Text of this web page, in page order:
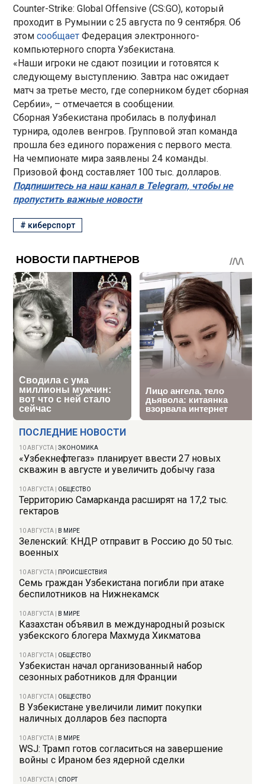
ПОСЛЕДНИЕ НОВОСТИ
10 АВГУСТА |ЭКОНОМИКА
«Узбекнефтегаз» планирует ввести 27 новых
скважин в августе и увеличить добычу газа
10 АВГУСТА ОБЩЕСТВО
Территорию Самарканда расширят на 17,2 тыс.
гектаров
10 АВГУСТА В МИРЕ
Зеленский: КНДР отправит в Россию до 50 тыс.
военных
10 АВГУСТА ПРОИСШЕСТВИЯ
Семь граждан Узбекистана погибли при атаке
беспилотников на Нижнекамск
10 АВГУСТА В МИРЕ
Казахстан объявил в международный розыск
узбекского блогера Махмуда Хикматова
10 АВГУСТА ОБЩЕСТВО
Узбекистан начал организованный набор
сезонных работников для Франции
10 АВГУСТА ОБЩЕСТВО
В Узбекистане увеличили лимит покупки
наличных долларов без паспорта
10 АВГУСТА В МИРЕ
WSJ: Трамп готов согласиться на завершение
войны с Ираном без ядерной сделки
10 АВГУСТА СПОРТ
Counter-Strike: Global Offensive (CS:GO), который
проходит в Румынии с 25 августа по 9 сентября. Об
этомсообщает Федерация электронного-
компьютерного спорта Узбекистана.
«Наши игроки не сдают позиции и готовятся к
следующему выступлению. Завтра нас ожидает
матч за третье место, где соперником будет сборная
Сербии», – отмечается в сообщении.
Сборная Узбекистана пробилась в полуфинал
турнира, одолев венгров. Групповой этап команда
прошла без единого поражения с первого места.
На чемпионате мира заявлены 24 команды.
Призовой фонд составляет 100 тыс. долларов.
Подпишитесь на наш канал в Telegram, чтобы не
пропустить важные новости
# киберспорт